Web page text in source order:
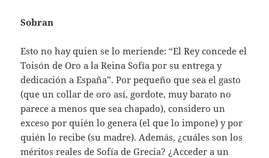
Sobran
Esto no hay quien se lo meriende: “El Rey concede el
Toisón de Oro a la Reina Sofía por su entrega y
dedicación a España”. Por pequeño que sea el gasto
(que un collar de oro así, gordote, muy barato no
parece a menos que sea chapado), considero un
exceso por quién lo genera (el que lo impone) y por
quién lo recibe (su madre). Además, ¿cuáles son los
méritos reales de Sofía de Grecia? ¿Acceder a un